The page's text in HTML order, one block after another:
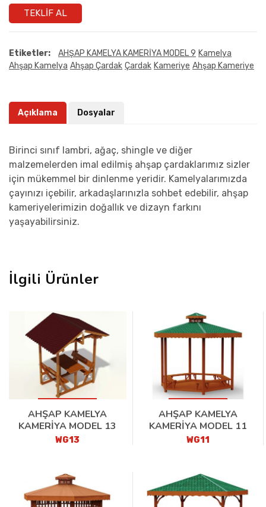
TEKLIF AL
Etiketler: AHŞAP KAMELYA KAMERİYA MODEL 9 Kamelya
Ahşap Kamelya Ahşap Çardak Çardak Kameriye Ahşap Kameriye
Açıklama Dosyalar
Birinci sınıf lambri, ağaç, shingle ve diğer
malzemelerden imal edilmiş ahşap çardaklarımız sizler
için mükemmel bir dinlenme yeridir. Kamelyalarımızda
çayınızı içebilir, arkadaşlarınızla sohbet edebilir, ahşap
kameriyelerimizin doğallık ve dizayn farkını
yaşayabilirsiniz.
İlgili Ürünler
AHŞAP KAMELYA
KAMERİYA MODEL 13
WG13
AHŞAP KAMELYA
KAMERİYA MODEL 11
WG11